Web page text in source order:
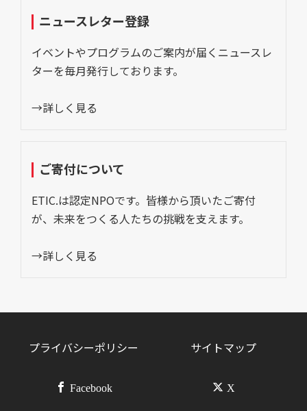
ニュースレター登録
イベントやプログラムのご案内が届くニュースレ
ターを毎月発行しております。
→詳しく見る
ご寄付について
ETIC.は認定NPOです。皆様から頂いたご寄付
が、未来をつくる人たちの挑戦を支えます。
→詳しく見る
プライバシーポリシー サイトマップ
Facebook X